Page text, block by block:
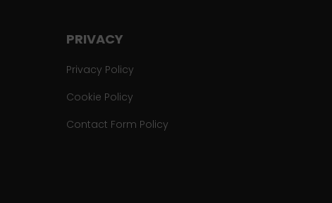
PRIVACY
Privacy Policy
Cookie Policy
Contact Form Policy